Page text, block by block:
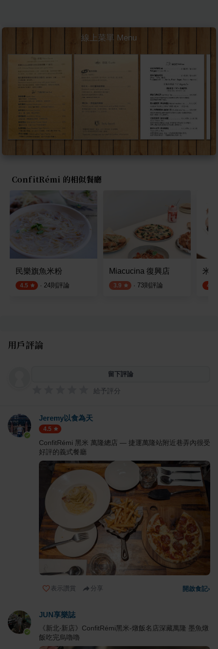
線上菜單 Menu
ConfitRémi 的相似餐廳
民樂旗魚米粉
4.5 · 24則評論
Miacucina 復興店
3.9 · 73則評論
米
4.6
用戶評論
留下評論
給予評分
Jeremy以食為天
4.5
ConfitRémi 黑米 萬隆總店 — 捷運萬隆站附近巷弄內很受
好評的義式餐廳
表示讚賞 分享 開啟食記›
JUN享樂誌
《新北‧新店》ConfitRémi黑米-燉飯名店深藏萬隆 墨魚燉
飯吃完烏嚕嚕